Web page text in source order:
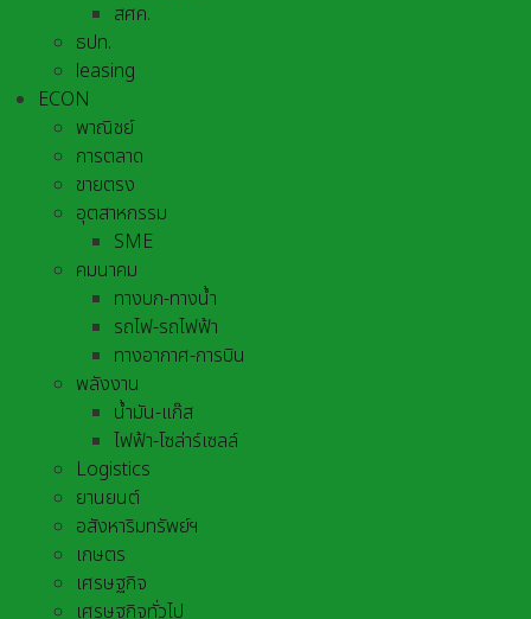
สศค.
ธปท.
leasing
ECON
พาณิชย์
การตลาด
ขายตรง
อุตสาหกรรม
SME
คมนาคม
ทางบก-ทางน้ำ
รถไฟ-รถไฟฟ้า
ทางอากาศ-การบิน
พลังงาน
น้ำมัน-แก๊ส
ไฟฟ้า-โซล่าร์เซลล์
Logistics
ยานยนต์
อสังหาริมทรัพย์ฯ
เกษตร
เศรษฐกิจ
เศรษฐกิจทั่วไป